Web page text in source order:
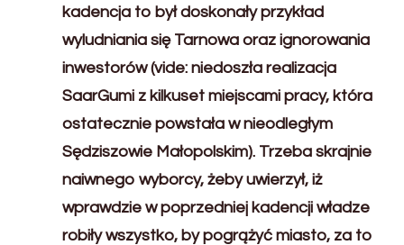
kadencja to był doskonały przykład
wyludniania się Tarnowa oraz ignorowania
inwestorów (vide: niedoszła realizacja
SaarGumi z kilkuset miejscami pracy, która
ostatecznie powstała w nieodległym
Sędziszowie Małopolskim). Trzeba skrajnie
naiwnego wyborcy, żeby uwierzył, iż
wprawdzie w poprzedniej kadencji władze
robiły wszystko, by pogrążyć miasto, za to